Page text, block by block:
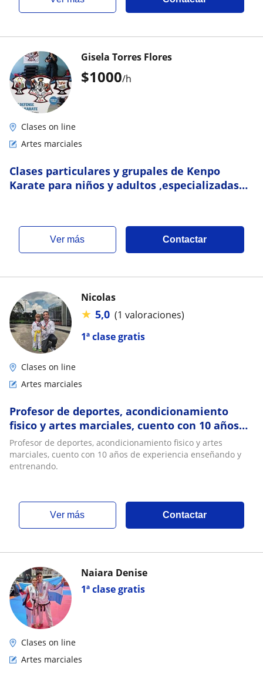
$1000/h
Gisela Torres Flores
Clases on line
Artes marciales
Clases particulares y grupales de Kenpo
Karate para niños y adultos ,especializadas
ver más Contactar
1ª clase gratis
Nicolas
★ 5,0 (1 valoraciones)
Clases on line
Artes marciales
Profesor de deportes, acondicionamiento
fisico y artes marciales, cuento con 10 años
de experiencia enseñando y entrenando
Profesor de deportes, acondicionamiento fisico y artes
marciales, cuento con 10 años de experiencia enseñando y
entrenando.
ver más Contactar
1ª clase gratis
Naiara Denise
Clases on line
Artes marciales